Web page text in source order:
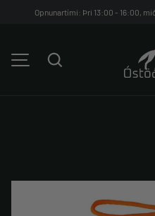
Opnunartími: Þri 13:00 - 16:00,